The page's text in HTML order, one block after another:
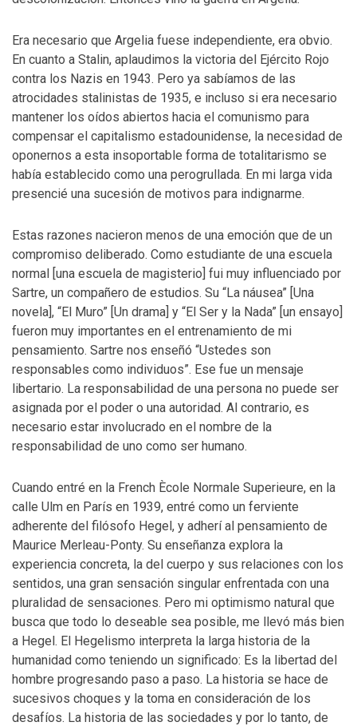
Era necesario que Argelia fuese independiente, era obvio.
En cuanto a Stalin, aplaudimos la victoria del Ejército Rojo
contra los Nazis en 1943. Pero ya sabíamos de las
atrocidades stalinistas de 1935, e incluso si era necesario
mantener los oídos abiertos hacia el comunismo para
compensar el capitalismo estadounidense, la necesidad de
oponernos a esta insoportable forma de totalitarismo se
había establecido como una perogrullada. En mi larga vida
presencié una sucesión de motivos para indignarme.
Estas razones nacieron menos de una emoción que de un
compromiso deliberado. Como estudiante de una escuela
normal [una escuela de magisterio] fui muy influenciado por
Sartre, un compañero de estudios. Su “La náusea” [Una
novela], “El Muro” [Un drama] y “El Ser y la Nada” [un ensayo]
fueron muy importantes en el entrenamiento de mi
pensamiento. Sartre nos enseñó “Ustedes son
responsables como individuos”. Ese fue un mensaje
libertario. La responsabilidad de una persona no puede ser
asignada por el poder o una autoridad. Al contrario, es
necesario estar involucrado en el nombre de la
responsabilidad de uno como ser humano.
Cuando entré en la French Ècole Normale Superieure, en la
calle Ulm en París en 1939, entré como un ferviente
adherente del filósofo Hegel, y adherí al pensamiento de
Maurice Merleau-Ponty. Su enseñanza explora la
experiencia concreta, la del cuerpo y sus relaciones con los
sentidos, una gran sensación singular enfrentada con una
pluralidad de sensaciones. Pero mi optimismo natural que
busca que todo lo deseable sea posible, me llevó más bien
a Hegel. El Hegelismo interpreta la larga historia de la
humanidad como teniendo un significado: Es la libertad del
hombre progresando paso a paso. La historia se hace de
sucesivos choques y la toma en consideración de los
desafíos. La historia de las sociedades y por lo tanto, de